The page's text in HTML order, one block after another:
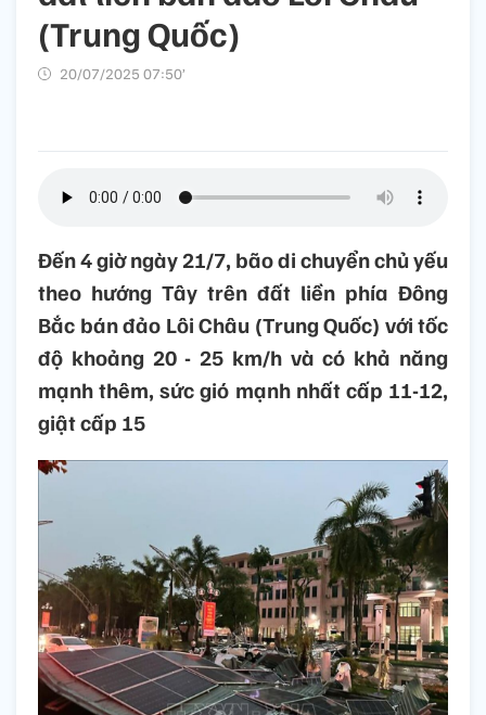
(Trung Quốc)
20/07/2025 07:50’
Đến 4 giờ ngày 21/7, bão di chuyển chủ yếu
theo hướng Tây trên đất liền phía Đông
Bắc bán đảo Lôi Châu (Trung Quốc) với tốc
độ khoảng 20 - 25 km/h và có khả năng
mạnh thêm, sức gió mạnh nhất cấp 11-12,
giật cấp 15